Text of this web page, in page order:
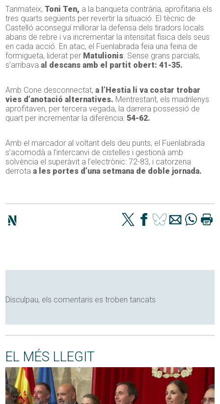
Tanmateix, Toni Ten, a la banqueta contrària, aprofitaria els
tres quarts següents per revertir la situació. El tècnic de
Castelló aconseguí millorar la defensa dels tiradors locals
abans de rebre i va incrementar la intensitat física dels seus
en cada acció. En atac, el Fuenlabrada feia una feina de
formigueta, liderat per Matulionis. Sense grans parcials,
s’arribavaal descans amb el partit obert: 41-35.
Amb Cone desconnectat,a l’Hestia li va costar trobar
vies d’anotació alternatives. Mentrestant, els madrilenys
aprofitaven, per tercera vegada, la darrera possessió de
quart per incrementar la diferència:54-62.
Amb el marcador al voltant dels deu punts, el Fuenlabrada
s’acomodà a l’intercanvi de cistelles i gestionà amb
solvència el superàvit a l’electrònic: 72-83, i catorzena
derrotaa les portes d’una setmana de doble jornada.
Disculpau, els comentaris es troben tancats
EL MÉS LLEGIT